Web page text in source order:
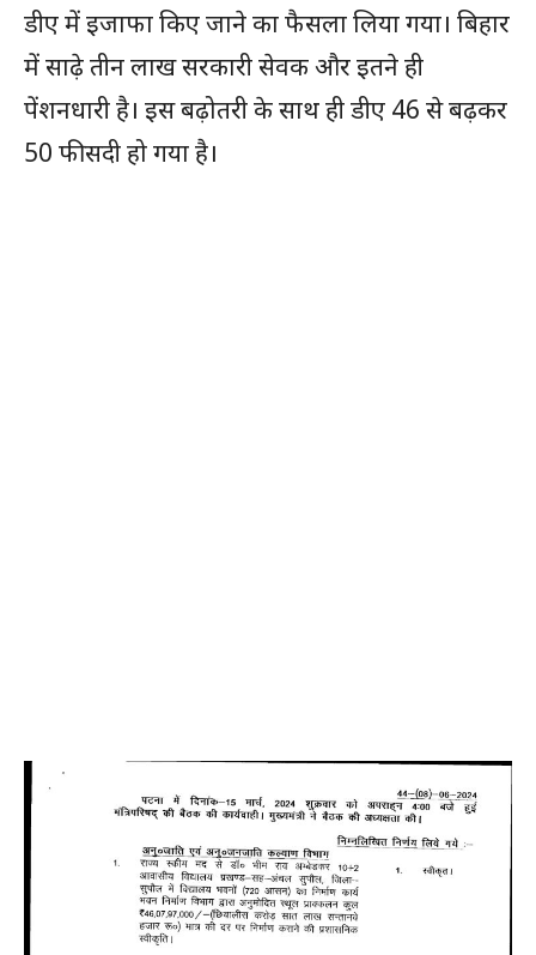
डीए में इजाफा किए जाने का फैसला लिया गया। बिहार
में साढ़े तीन लाख सरकारी सेवक और इतने ही
पेंशनधारी है। इस बढ़ोतरी के साथ ही डीए 46 से बढ़कर
50 फीसदी हो गया है।